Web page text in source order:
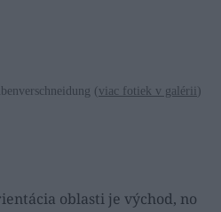
(viac fotiek v galérii )
oblasti je východ, no